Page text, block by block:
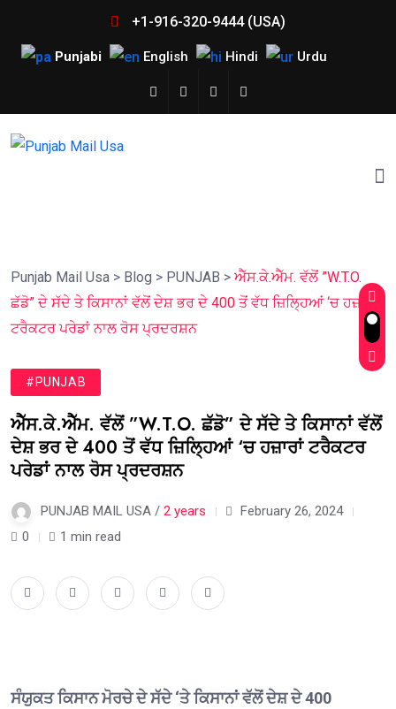
+1-916-320-9444 (USA)
Punjabi English Hindi Urdu
Punjab Mail Usa > Blog > PUNJAB > ਐੱਸ.ਕੇ.ਐੱਮ. ਵੱਲੋਂ ”W.T.O.
ਛੱਡੋ” ਦੇ ਸੱਦੇ ਤੇ ਕਿਸਾਨਾਂ ਵੱਲੋਂ ਦੇਸ਼ ਭਰ ਦੇ 400 ਤੋਂ ਵੱਧ ਜ਼ਿਲ੍ਹਿਆਂ ‘ਚ ਹਜ਼ਾਰਾਂ
ਟਰੈਕਟਰ ਪਰੇਡਾਂ ਨਾਲ ਰੋਸ ਪ੍ਰਦਰਸ਼ਨ
#PUNJAB
ਐੱਸ.ਕੇ.ਐੱਮ. ਵੱਲੋਂ ”W.T.O. ਛੱਡੋ” ਦੇ ਸੱਦੇ ਤੇ ਕਿਸਾਨਾਂ ਵੱਲੋਂ
ਦੇਸ਼ ਭਰ ਦੇ 400 ਤੋਂ ਵੱਧ ਜ਼ਿਲ੍ਹਿਆਂ ‘ਚ ਹਜ਼ਾਰਾਂ ਟਰੈਕਟਰ
ਪਰੇਡਾਂ ਨਾਲ ਰੋਸ ਪ੍ਰਦਰਸ਼ਨ
PUNJAB MAIL USA / 2 years
February 26, 2024
0
1 min read
ਸੰਯੁਕਤ ਕਿਸਾਨ ਮੋਰਚੇ ਦੇ ਸੱਦੇ ‘ਤੇ ਕਿਸਾਨਾਂ ਵੱਲੋਂ ਦੇਸ਼ ਦੇ 400